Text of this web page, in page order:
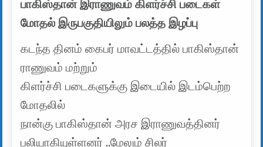
பாகிஸ்தான் இராணுவம் கிளர்ச்சி படைகள்
மோதல் இருபகுதியிலும் பலத்த இழப்பு
கடந்த தினம் கைபர் மாவட்டத்தில் பாகிஸ்தான்
ராணுவம் மற்றும்
கிளர்ச்சி படைகளுக்கு இடையில் இடம்பெற்ற
மோதலில்
நான்கு பாகிஸ்தான் அரச இராணுவத்தினர்
பலியாகியுள்ளனர் ,,மேலும் சிலர்